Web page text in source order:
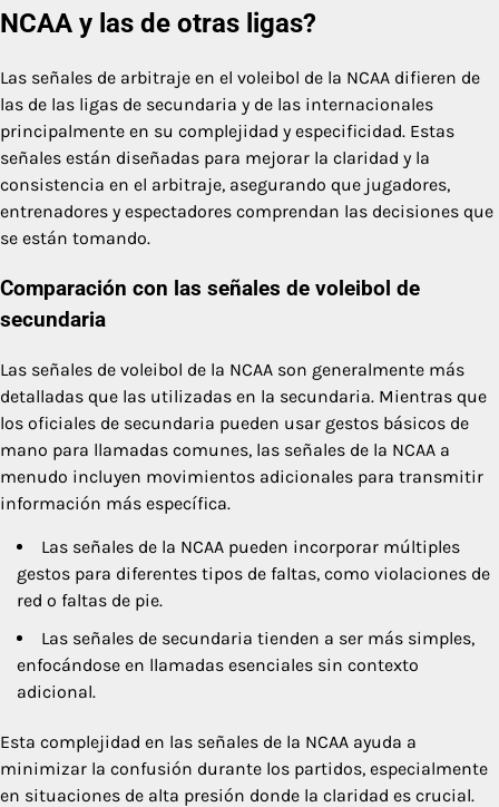
NCAA y las de otras ligas?
Las señales de arbitraje en el voleibol de la NCAA difieren de
las de las ligas de secundaria y de las internacionales
principalmente en su complejidad y especificidad. Estas
señales están diseñadas para mejorar la claridad y la
consistencia en el arbitraje, asegurando que jugadores,
entrenadores y espectadores comprendan las decisiones que
se están tomando.
Comparación con las señales de voleibol de
secundaria
Las señales de voleibol de la NCAA son generalmente más
detalladas que las utilizadas en la secundaria. Mientras que
los oficiales de secundaria pueden usar gestos básicos de
mano para llamadas comunes, las señales de la NCAA a
menudo incluyen movimientos adicionales para transmitir
información más específica.
Las señales de la NCAA pueden incorporar múltiples
gestos para diferentes tipos de faltas, como violaciones de
red o faltas de pie.
Las señales de secundaria tienden a ser más simples,
enfocándose en llamadas esenciales sin contexto
adicional.
Esta complejidad en las señales de la NCAA ayuda a
minimizar la confusión durante los partidos, especialmente
en situaciones de alta presión donde la claridad es crucial.